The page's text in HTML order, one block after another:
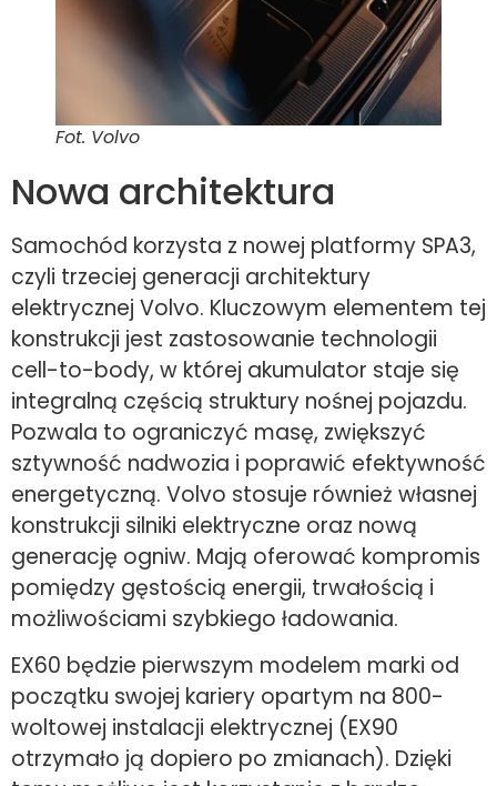
Fot. Volvo
Nowa architektura
Samochód korzysta z nowej platformy SPA3,
czyli trzeciej generacji architektury
elektrycznej Volvo. Kluczowym elementem tej
konstrukcji jest zastosowanie technologii
cell-to-body, w której akumulator staje się
integralną częścią struktury nośnej pojazdu.
Pozwala to ograniczyć masę, zwiększyć
sztywność nadwozia i poprawić efektywność
energetyczną. Volvo stosuje również własnej
konstrukcji silniki elektryczne oraz nową
generację ogniw. Mają oferować kompromis
pomiędzy gęstością energii, trwałością i
możliwościami szybkiego ładowania.
EX60 będzie pierwszym modelem marki od
początku swojej kariery opartym na 800-
woltowej instalacji elektrycznej (EX90
otrzymało ją dopiero po zmianach). Dzięki